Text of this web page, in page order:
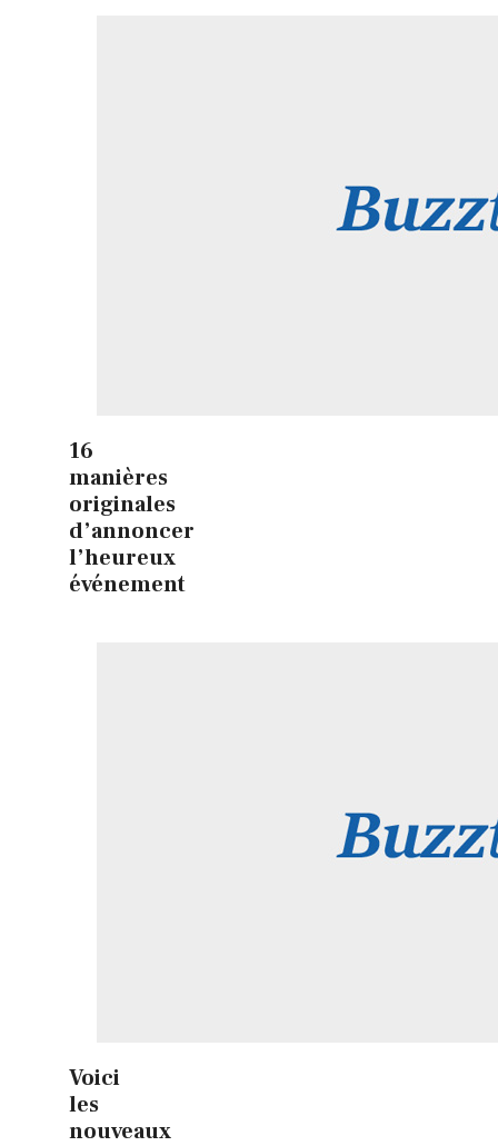
16
manières
originales
d’annoncer
l’heureux
événement
Voici
les
nouveaux